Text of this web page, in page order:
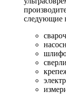
следующие